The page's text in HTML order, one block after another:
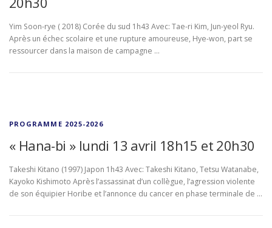
Yim Soon-rye ( 2018) Corée du sud 1h43 Avec: Tae-ri Kim, Jun-yeol Ryu.
Après un échec scolaire et une rupture amoureuse, Hye-won, part se
ressourcer dans la maison de campagne …
PROGRAMME 2025-2026
« Hana-bi » lundi 13 avril 18h15 et 20h30
Takeshi Kitano (1997) Japon 1h43 Avec: Takeshi Kitano, Tetsu Watanabe,
Kayoko Kishimoto Après l’assassinat d’un collègue, l’agression violente
de son équipier Horibe et l’annonce du cancer en phase terminale de …